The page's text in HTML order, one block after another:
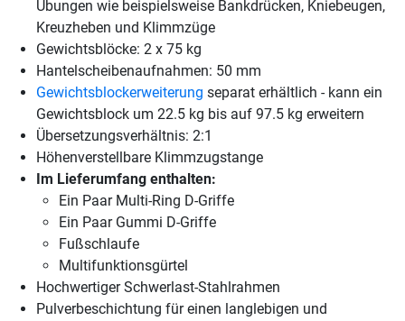
Übungen wie beispielsweise Bankdrücken, Kniebeugen,
Kreuzheben und Klimmzüge
Gewichtsblöcke: 2 x 75 kg
Hantelscheibenaufnahmen: 50 mm
Gewichtsblockerweiterung separat erhältlich - kann ein
Gewichtsblock um 22.5 kg bis auf 97.5 kg erweitern
Übersetzungsverhältnis: 2:1
Höhenverstellbare Klimmzugstange
Im Lieferumfang enthalten:
Ein Paar Multi-Ring D-Griffe
Ein Paar Gummi D-Griffe
Fußschlaufe
Multifunktionsgürtel
Hochwertiger Schwerlast-Stahlrahmen
Pulverbeschichtung für einen langlebigen und